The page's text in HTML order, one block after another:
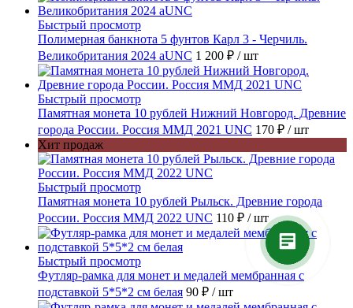
Быстрый просмотр
Полимерная банкнота 5 фунтов Карл 3 - Черчиль.
Великобритания 2024 aUNC 1 200 ₽ / шт
Быстрый просмотр
Памятная монета 10 рублей Нижний Новгород. Древние
города России. Россия ММД 2021 UNC 170 ₽ / шт
Хит продаж
Быстрый просмотр
Памятная монета 10 рублей Рыльск. Древние города
России. Россия ММД 2022 UNC 110 ₽ / шт
Быстрый просмотр
Футляр-рамка для монет и медалей мембранная с
подставкой 5*5*2 см белая 90 ₽ / шт